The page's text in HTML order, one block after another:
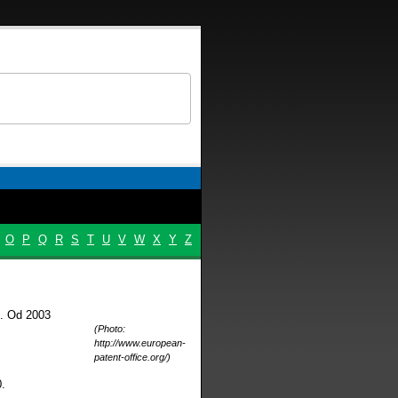
O P Q R S T U V W X Y Z
(Photo:
http://www.european-
patent-office.org/)
Od 2003